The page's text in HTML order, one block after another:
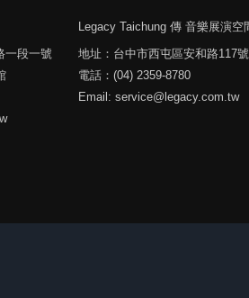
Legacy Taichung 傳 音樂展演空
一段一號
地址：台中市西屯區安和路117號
電話：(04) 2359-8780
Email: service@legacy.com.tw